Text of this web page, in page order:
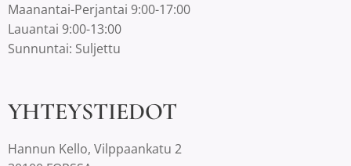
Maanantai-Perjantai 9:00-17:00
Lauantai 9:00-13:00
Sunnuntai: Suljettu
YHTEYSTIEDOT
Hannun Kello, Vilppaankatu 2